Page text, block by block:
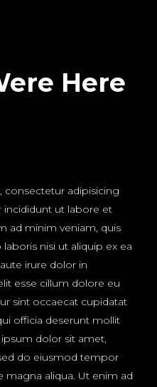
Here
adipisicing
ut labore et
ad minim veniam, quis
nisi ut aliquip ex ea
irure dolor in
esse cillum dolore eu
sint occaecat cupidatat
officia deserunt mollit
dolor sit amet,
do eiusmod tempor
aliqua. Ut enim ad